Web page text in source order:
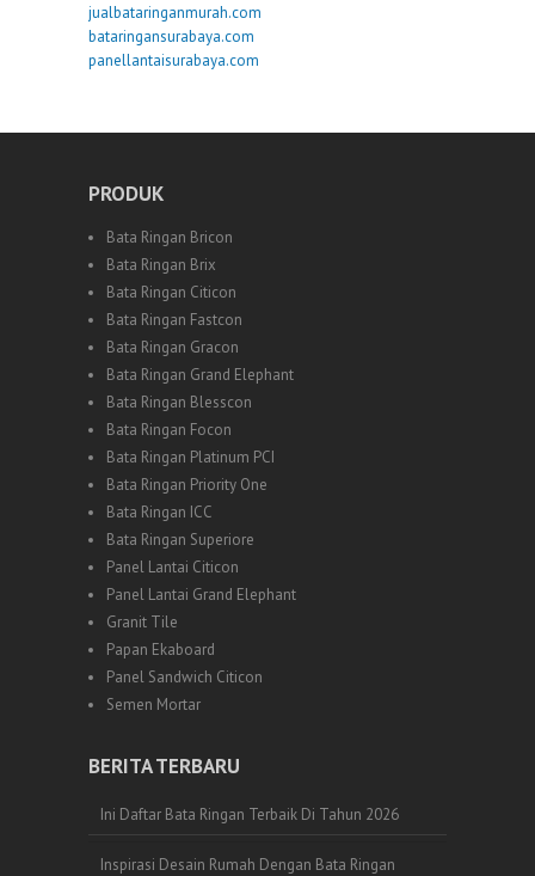
jualbataringanmurah.com
bataringansurabaya.com
panellantaisurabaya.com
PRODUK
Bata Ringan Bricon
Bata Ringan Brix
Bata Ringan Citicon
Bata Ringan Fastcon
Bata Ringan Gracon
Bata Ringan Grand Elephant
Bata Ringan Blesscon
Bata Ringan Focon
Bata Ringan Platinum PCI
Bata Ringan Priority One
Bata Ringan ICC
Bata Ringan Superiore
Panel Lantai Citicon
Panel Lantai Grand Elephant
Granit Tile
Papan Ekaboard
Panel Sandwich Citicon
Semen Mortar
BERITA TERBARU
Ini Daftar Bata Ringan Terbaik Di Tahun 2026
Inspirasi Desain Rumah Dengan Bata Ringan